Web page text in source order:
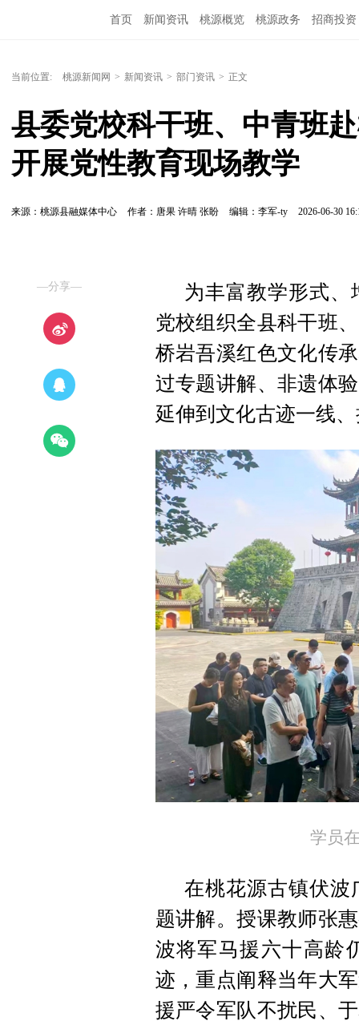
首页 新闻资讯 桃源概览 桃源政务 招商投资
当前位置: 桃源新闻网 > 新闻资讯 > 部门资讯 > 正文
县委党校科干班、中青班
开展党性教育现场教学
来源：桃源县融媒体中心 作者：唐果 许晴 张盼 编辑：李军-ty 2026-06-30
—分享—
为丰富教学形式
党校组织全县科干班
桥岩吾溪红色文化传
过专题讲解、非遗体
延伸到文化古迹一线
学员
在桃花源古镇伏波
题讲解。授课教师张
波将军马援六十高龄
迹，重点阐释当年大
援严令军队不扰民、